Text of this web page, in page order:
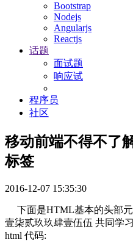
Bootstrap
Nodejs
Angularjs
Reactjs
话题
面试题
响应试
程序员
社区
移动前端不得不了
标签
2016-12-07 15:35:30
下面是HTML基本的头部元
壹柒贰玖玖肆壹伍伍 共同学习
html 代码: